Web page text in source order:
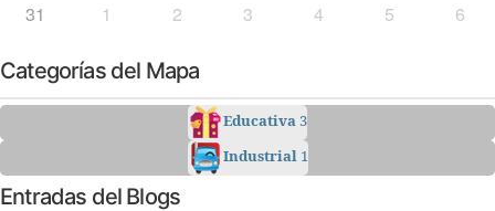
31 1 2 3 4 5 6
Categorías del Mapa
Educativa3
Industrial 1
Entradas del Blogs